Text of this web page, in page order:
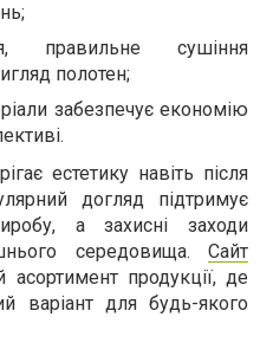
правильне сушіння
полотен;
забезпечує економію
естетику навіть після
догляд підтримує
а захисні заходи
середовища. Сайт
продукції, де
варіант для будь-якого